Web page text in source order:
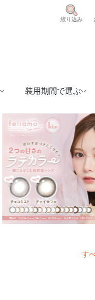
絞り込み
装用期間で選ぶ
す